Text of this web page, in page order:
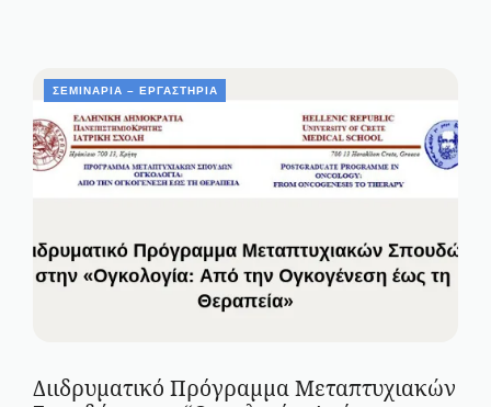
ΣΕΜΙΝΆΡΙΑ – ΕΡΓΑΣΤΉΡΙΑ
Διιδρυματικό Πρόγραμμα Μεταπτυχιακών